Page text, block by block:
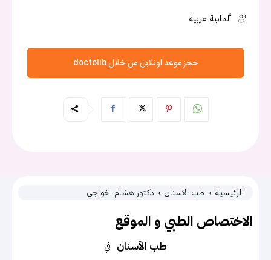
الرئيسية طب الأسنان دكتور هشام اخواجي
الاختصاص الطبي و الموقع
في طب الأسنان
ألمانية, عربية
حجز موعد اونلاين من خلال doctolib